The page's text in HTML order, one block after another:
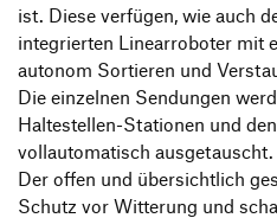
ist. Diese verfügen, wie auch
integrierten Linearroboter mit
autonom Sortieren und
Die einzelnen Sendungen
Haltestellen-Stationen und
vollautomatisch ausgetauscht.
Der offen und übersichtlich
Schutz vor Witterung und